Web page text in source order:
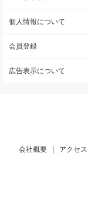
個人情報について
会員登録
広告表示について
会社概要 アクセス